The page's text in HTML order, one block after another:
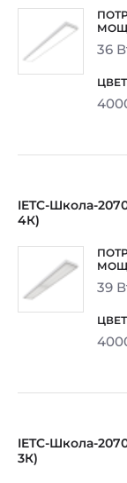
36
IETC-Школа-
4К)
39
IETC-Школа-
3К)